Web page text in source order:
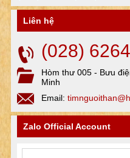
Liên hệ
(028)
Hòm thư 005 - Bưu
Minh
Email:
Zalo Official Account